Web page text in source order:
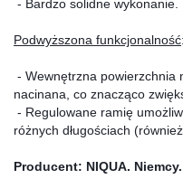
- Bardzo solidne wykonanie.
Podwyższona funkcjonalność:
nacinana, co znacząco
różnych długościach (również
Producent: NIQUA. Niemcy.